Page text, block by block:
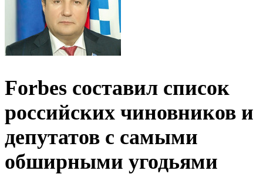
Forbes составил список
российских чиновников и
депутатов с самыми
обширными угодьями